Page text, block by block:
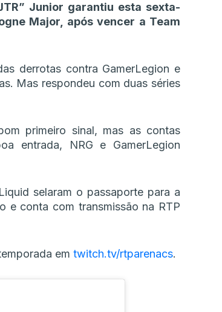
Junior garantiu esta sexta-
Major, após vencer a Team
derrotas contra GamerLegion e
Mas respondeu com duas séries
primeiro sinal, mas as contas
entrada, NRG e GamerLegion
selaram o passaporte para a
e conta com transmissão na RTP
em twitch.tv/rtparenacs.